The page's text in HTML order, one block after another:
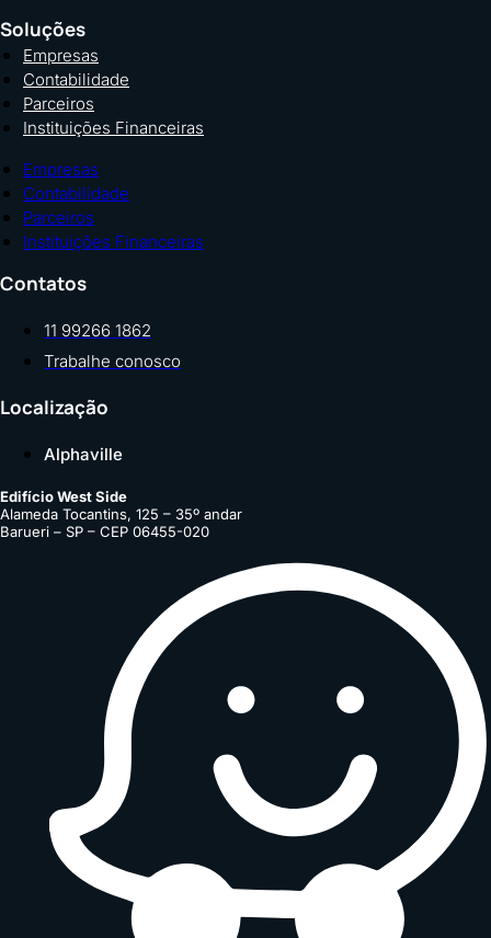
Soluções
Empresas
Contabilidade
Parceiros
Instituições Financeiras
Empresas
Contabilidade
Parceiros
Instituições Financeiras
Contatos
11 99266 1862
Trabalhe conosco
Localização
Alphaville
Edifício West Side
Alameda Tocantins, 125 – 35º andar
Barueri – SP – CEP 06455-020